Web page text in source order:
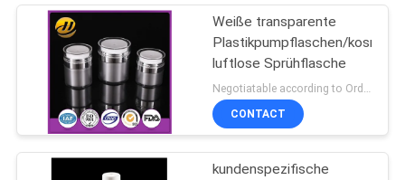
Weiße transparente
Plastikpumpflaschen/
luftlose Sprühflasche
Negotiatable according to Order Quantity and printing Requirements MOQ:5000pcs pro Größe
CONTACT
kundenspezifische